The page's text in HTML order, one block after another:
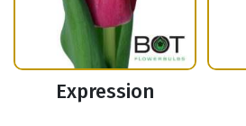
Expression